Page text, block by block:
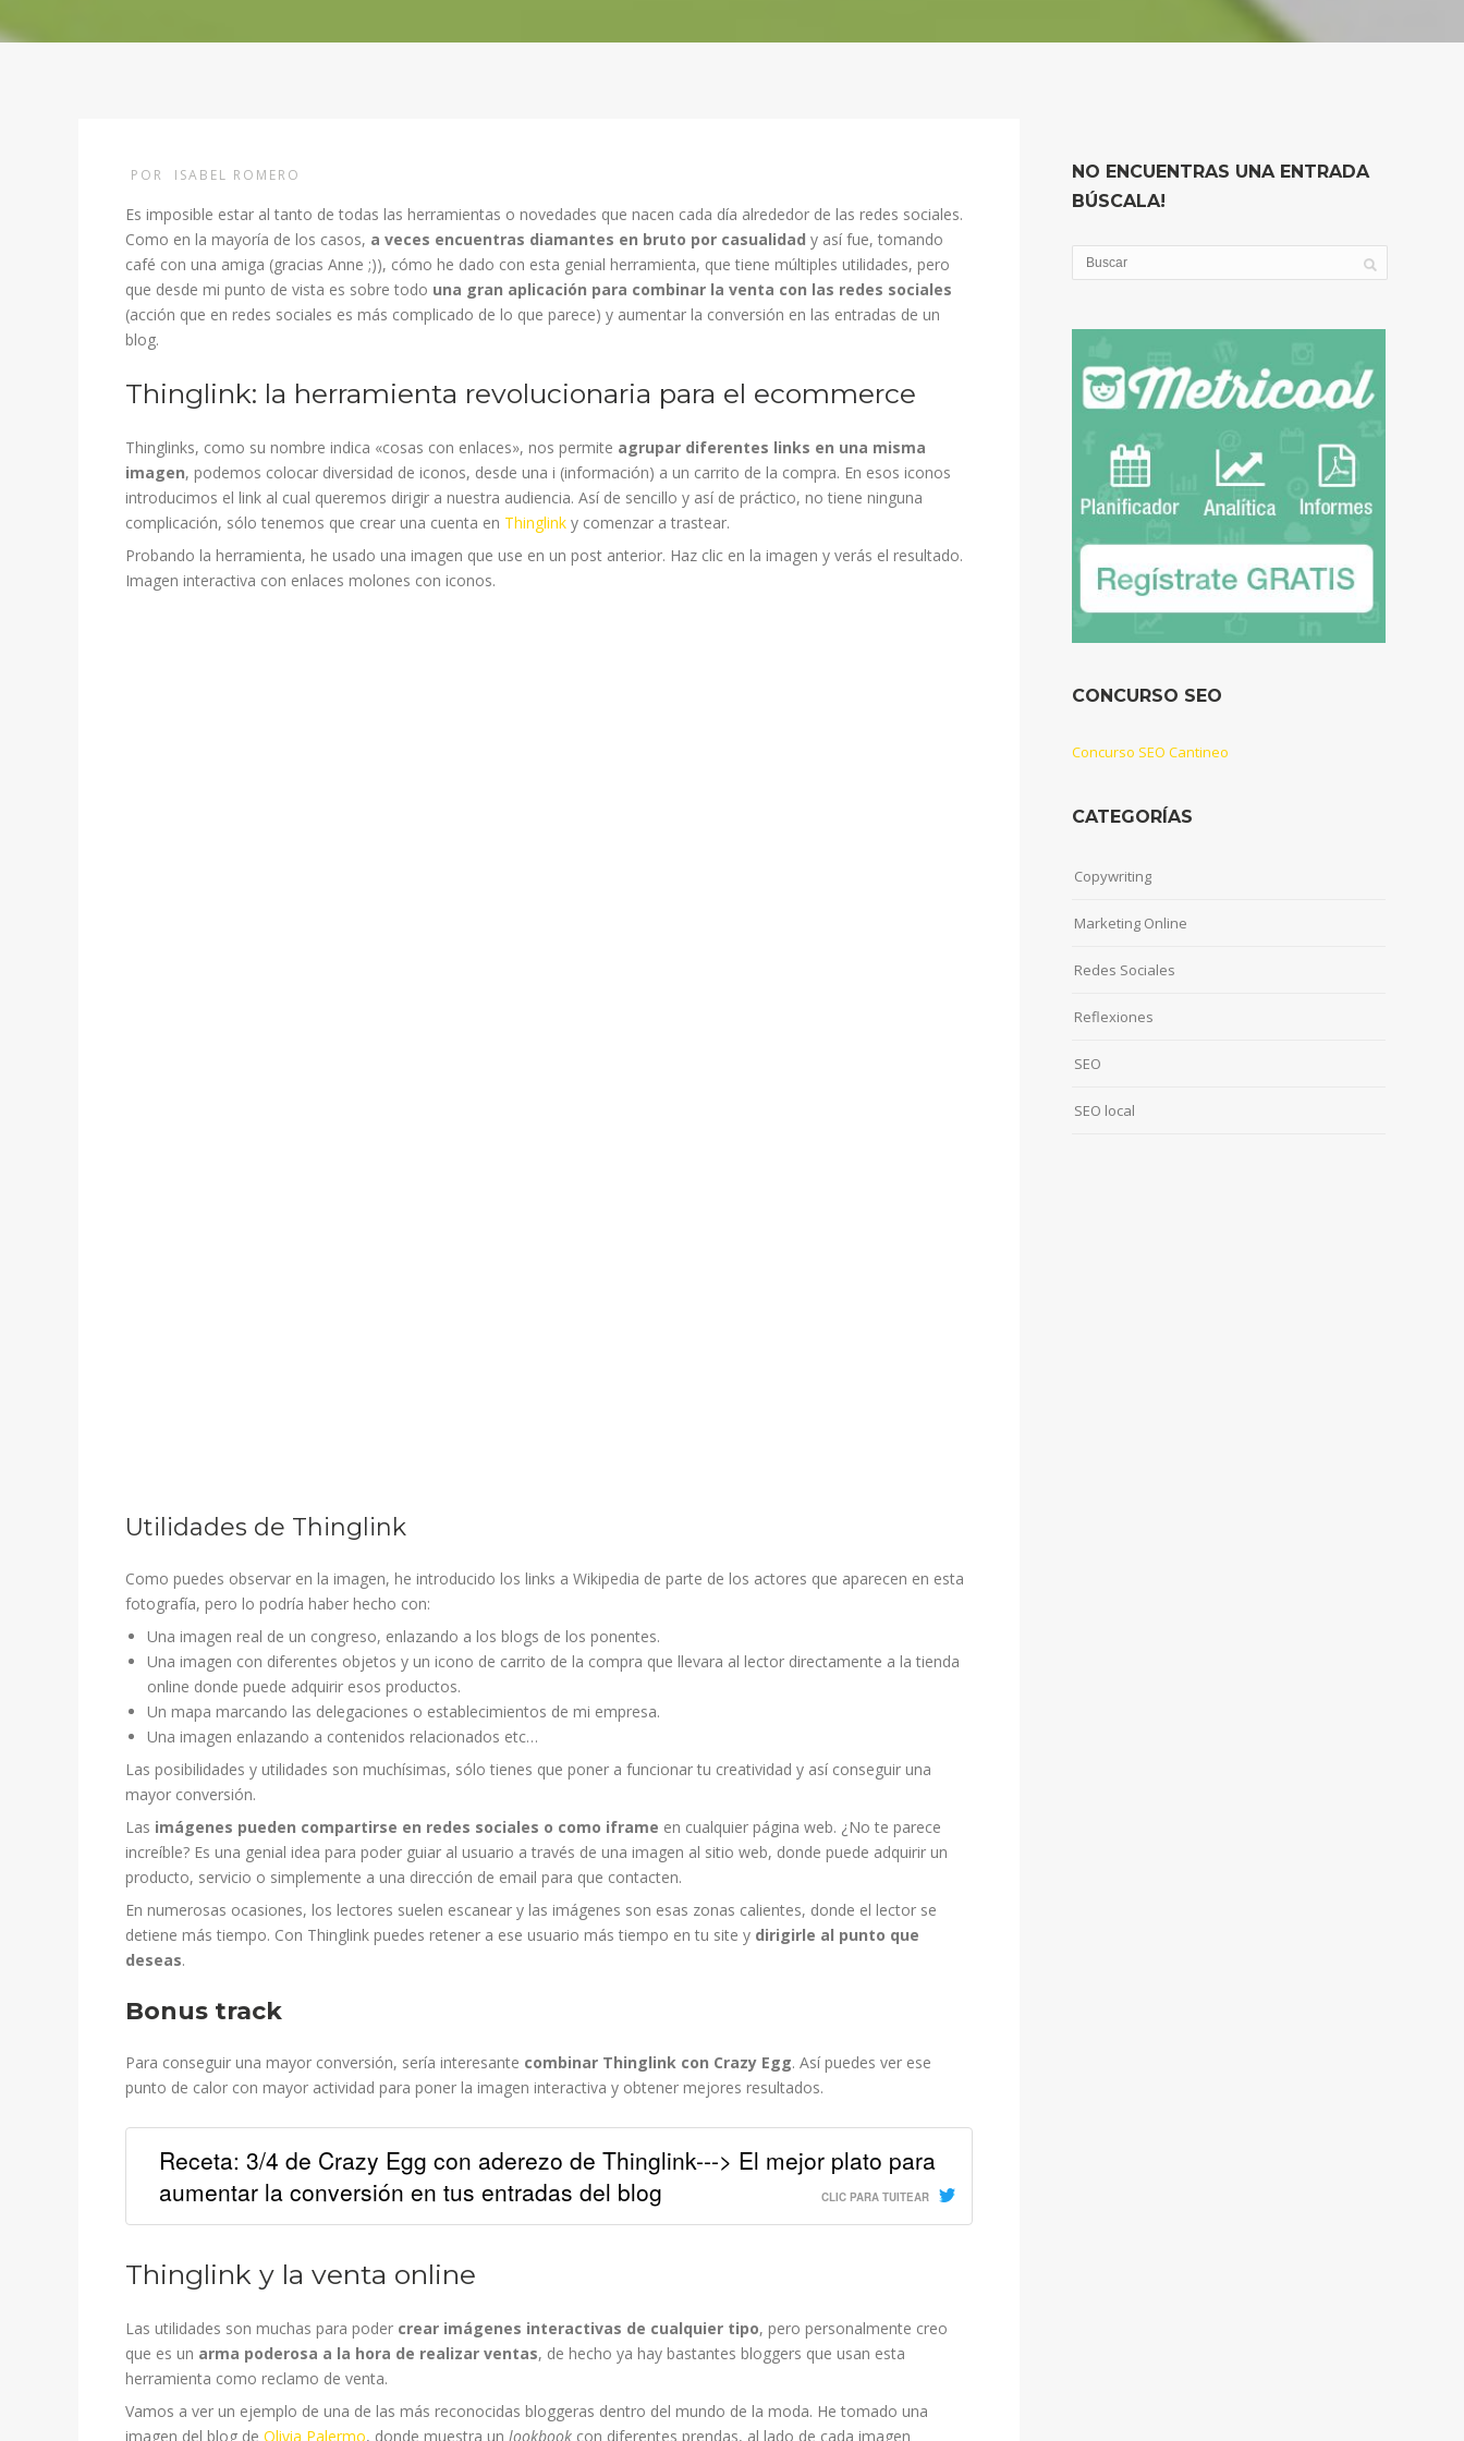
POR ISABEL ROMERO
Es imposible estar al tanto de todas las herramientas o novedades que nacen cada día alrededor de las redes sociales.
Como en la mayoría de los casos, a veces encuentras diamantes en bruto por casualidad y así fue, tomando
café con una amiga (gracias Anne ;)), cómo he dado con esta genial herramienta, que tiene múltiples utilidades, pero
que desde mi punto de vista es sobre todo una gran aplicación para combinar la venta con las redes sociales
(acción que en redes sociales es más complicado de lo que parece) y aumentar la conversión en las entradas de un
blog.
Thinglink: la herramienta revolucionaria para el ecommerce
Thinglinks, como su nombre indica «cosas con enlaces», nos permite agrupar diferentes links en una misma
imagen, podemos colocar diversidad de iconos, desde una i (información) a un carrito de la compra. En esos iconos
introducimos el link al cual queremos dirigir a nuestra audiencia. Así de sencillo y así de práctico, no tiene ninguna
complicación, sólo tenemos que crear una cuenta en Thinglink y comenzar a trastear.
Probando la herramienta, he usado una imagen que use en un post anterior. Haz clic en la imagen y verás el resultado.
Imagen interactiva con enlaces molones con iconos.
Utilidades de Thinglink
Como puedes observar en la imagen, he introducido los links a Wikipedia de parte de los actores que aparecen en esta
fotografía, pero lo podría haber hecho con:
Una imagen real de un congreso, enlazando a los blogs de los ponentes.
Una imagen con diferentes objetos y un icono de carrito de la compra que llevara al lector directamente a la tienda
online donde puede adquirir esos productos.
Un mapa marcando las delegaciones o establecimientos de mi empresa.
Una imagen enlazando a contenidos relacionados etc…
Las posibilidades y utilidades son muchísimas, sólo tienes que poner a funcionar tu creatividad y así conseguir una
mayor conversión.
Las imágenes pueden compartirse en redes sociales o como iframe en cualquier página web. ¿No te parece
increíble? Es una genial idea para poder guiar al usuario a través de una imagen al sitio web, donde puede adquirir un
producto, servicio o simplemente a una dirección de email para que contacten.
En numerosas ocasiones, los lectores suelen escanear y las imágenes son esas zonas calientes, donde el lector se
detiene más tiempo. Con Thinglink puedes retener a ese usuario más tiempo en tu site y dirigirle al punto que
deseas.
Bonus track
Para conseguir una mayor conversión, sería interesante combinar Thinglink con Crazy Egg. Así puedes ver ese
punto de calor con mayor actividad para poner la imagen interactiva y obtener mejores resultados.
Receta: 3/4 de Crazy Egg con aderezo de Thinglink---> El mejor plato para
aumentar la conversión en tus entradas del blog
CLIC PARA TUITEAR
Thinglink y la venta online
Las utilidades son muchas para poder crear imágenes interactivas de cualquier tipo, pero personalmente creo
que es un arma poderosa a la hora de realizar ventas, de hecho ya hay bastantes bloggers que usan esta
herramienta como reclamo de venta.
Vamos a ver un ejemplo de una de las más reconocidas bloggeras dentro del mundo de la moda. He tomado una
imagen del blog deOlivia Palermo, donde muestra unlookbook con diferentes prendas, al lado de cada imagen
NO ENCUENTRAS UNA ENTRADA
BÚSCALA!
CONCURSO SEO
Concurso SEO Cantineo
CATEGORÍAS
Copywriting
Marketing Online
Redes Sociales
Reflexiones
SEO
SEO local